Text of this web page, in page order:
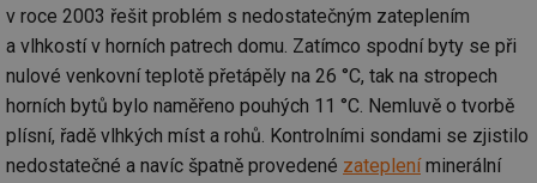
v roce 2003 řešit problém s nedostatečným zateplením
a vlhkostí v horních patrech domu. Zatímco spodní byty se při
nulové venkovní teplotě přetápěly na 26 °C, tak na stropech
horních bytů bylo naměřeno pouhých 11 °C. Nemluvě o tvorbě
plísní, řadě vlhkých míst a rohů. Kontrolními sondami se zjistilo
nedostatečné a navíc špatně provedené zatepleníminerální